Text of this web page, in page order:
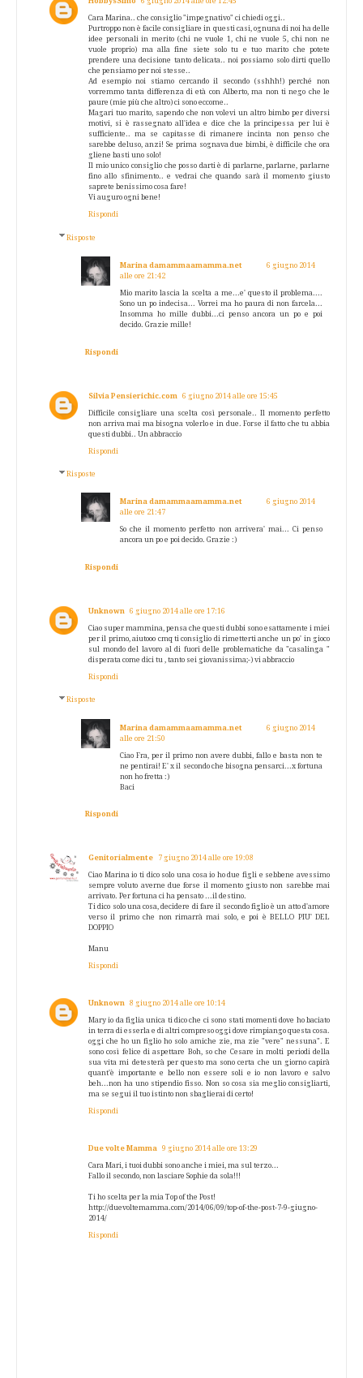
Cara Marina.. che consiglio "impegnativo" ci chiedi oggi..
Purtroppo non è facile consigliare in questi casi, ognuna di noi ha delle
idee personali in merito (chi ne vuole 1, chi ne vuole 5, chi non ne
vuole proprio) ma alla fine siete solo tu e tuo marito che potete
prendere una decisione tanto delicata.. noi possiamo solo dirti quello
che pensiamo per noi stesse..
Ad esempio noi stiamo cercando il secondo (sshhh!) perché non
vorremmo tanta differenza di età con Alberto, ma non ti nego che le
paure (mie più che altro) ci sono eccome..
Magari tuo marito, sapendo che non volevi un altro bimbo per diversi
motivi, si è rassegnato all'idea e dice che la principessa per lui è
sufficiente.. ma se capitasse di rimanere incinta non penso che
sarebbe deluso, anzi! Se prima sognava due bimbi, è difficile che ora
gliene basti uno solo!
Il mio unico consiglio che posso darti è di parlarne, parlarne, parlarne
fino allo sfinimento.. e vedrai che quando sarà il momento giusto
saprete benissimo cosa fare!
Vi auguro ogni bene!
Rispondi
Risposte
Marina damammaamamma.net
6 giugno 2014
alle ore 21:42
Mio marito lascia la scelta a me...e' questo il problema....
Sono un po indecisa... Vorrei ma ho paura di non farcela...
Insomma ho mille dubbi...ci penso ancora un po e poi
decido. Grazie mille!
Rispondi
Silvia Pensierichic.com 6 giugno 2014 alle ore 15:45
Difficile consigliare una scelta così personale.. Il momento perfetto
non arriva mai ma bisogna volerlo e in due. Forse il fatto che tu abbia
questi dubbi.. Un abbraccio
Rispondi
Risposte
Marina damammaamamma.net
6 giugno 2014
alle ore 21:47
So che il momento perfetto non arrivera' mai... Ci penso
ancora un po e poi decido. Grazie :)
Rispondi
Unknown 6 giugno 2014 alle ore 17:16
Ciao super mammina, pensa che questi dubbi sono esattamente i miei
per il primo, aiutooo cmq ti consiglio di rimetterti anche un po' in gioco
sul mondo del lavoro al di fuori delle problematiche da "casalinga "
disperata come dici tu , tanto sei giovanissima;-) vi abbraccio
Rispondi
Risposte
Marina damammaamamma.net
6 giugno 2014
alle ore 21:50
Ciao Fra, per il primo non avere dubbi, fallo e basta non te
ne pentirai! E' x il secondo che bisogna pensarci...x fortuna
non ho fretta :)
Baci
Rispondi
Genitorialmente 7 giugno 2014 alle ore 19:08
Ciao Marina io ti dico solo una cosa io ho due figli e sebbene avessimo
sempre voluto averne due forse il momento giusto non sarebbe mai
arrivato. Per fortuna ci ha pensato ...il destino.
Ti dico solo una cosa, decidere di fare il secondo figlio è un atto d'amore
verso il primo che non rimarrà mai solo, e poi è BELLO PIU' DEL
DOPPIO
Manu
Rispondi
Unknown 8 giugno 2014 alle ore 10:14
Mary io da figlia unica ti dico che ci sono stati momenti dove ho baciato
in terra di esserla e di altri compreso oggi dove rimpiango questa cosa.
oggi che ho un figlio ho solo amiche zie, ma zie "vere" nessuna". E
sono così felice di aspettare Boh, so che Cesare in molti periodi della
sua vita mi detesterà per questo ma sono certa che un giorno capirà
quant'è importante e bello non essere soli e io non lavoro e salvo
beh...non ha uno stipendio fisso. Non so cosa sia meglio consigliarti,
ma se segui il tuo istinto non sbaglierai di certo!
Rispondi
Due volte Mamma 9 giugno 2014 alle ore 13:29
Cara Mari, i tuoi dubbi sono anche i miei, ma sul terzo...
Fallo il secondo, non lasciare Sophie da sola!!!
Ti ho scelta per la mia Top of the Post!
http://duevoltemamma.com/2014/06/09/top-of-the-post-7-9-giugno-
2014/
Rispondi